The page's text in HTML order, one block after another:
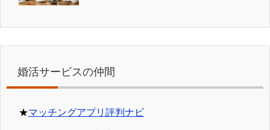
婚活サービスの仲間
★マッチングアプリ評判ナビ